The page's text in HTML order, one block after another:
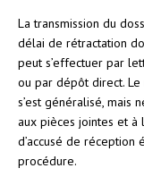
La transmission du
délai de rétractation
peut s’effectuer par
ou par dépôt direct.
s’est généralisé, mais
aux pièces jointes et à
d’accusé de
procédure.